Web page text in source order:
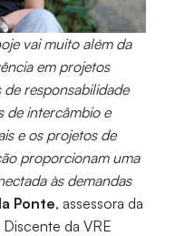
vai muito além da
em projetos
responsabilidade
de intercâmbio e
e os projetos de
proporcionam uma
às demandas
Ponte, assessora da
da VRE